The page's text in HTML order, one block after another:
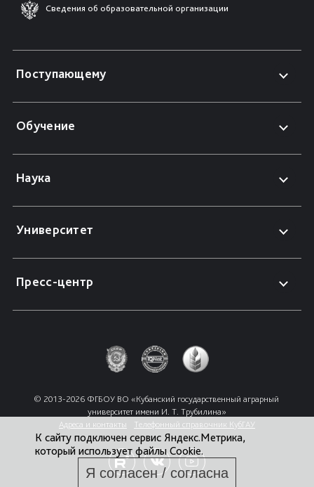
Сведения об образовательной организации
Поступающему
Обучение
Наука
Университет
Пресс-центр
© 2013-2026 ФГБОУ ВО «Кубанский государственный аграрный
университет имени И. Т. Трубилина»
Адреса и контакты
Телефонный справочник КубГАУ
К сайту подключен сервис Яндекс.Метрика,
который использует файлы Cookie.
Я согласен / согласна